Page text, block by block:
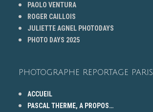
PAOLO VENTURA
ROGER CAILLOIS
JULIETTE AGNEL PHOTODAYS
PHOTO DAYS 2025
PHOTOGRAPHE REPORTAGE PARIS
ACCUEIL
PASCAL THERME, A PROPOS…